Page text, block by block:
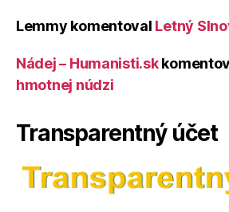
Lemmy komentoval Letný
Nádej – Humanisti.sk
hmotnej núdzi
Transparentný účet